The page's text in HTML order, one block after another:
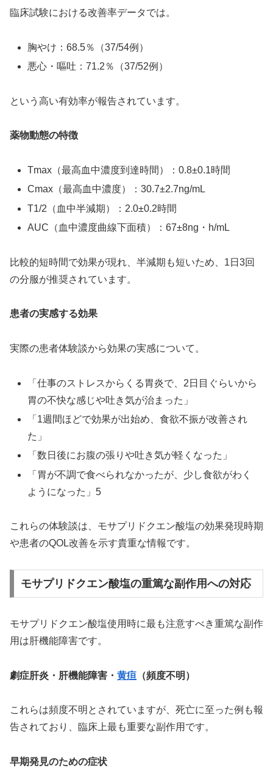
臨床試験における改善率データでは。
胸やけ：68.5％（37/54例）
悪心・嘔吐：71.2％（37/52例）
という高い有効率が報告されています。
薬物動態の特徴
Tmax（最高血中濃度到達時間）：0.8±0.1時間
Cmax（最高血中濃度）：30.7±2.7ng/mL
T1/2（血中半減期）：2.0±0.2時間
AUC（血中濃度曲線下面積）：67±8ng・h/mL
比較的短時間で効果が現れ、半減期も短いため、1日3回
の分服が推奨されています。
患者の実感する効果
実際の患者体験談から効果の実感について。
「仕事のストレスからくる胃炎で、2日目ぐらいから
胃の不快な感じや吐き気が治まった」
「1週間ほどで効果が出始め、食欲不振が改善され
た」
「数日後にお腹の張りや吐き気が軽くなった」
「胃が不調で食べられなかったが、少し食欲がわく
ようになった」5
これらの体験談は、モサプリドクエン酸塩の効果発現時期
や患者のQOL改善を示す貴重な情報です。
モサプリドクエン酸塩の重篤な副作用への対応
モサプリドクエン酸塩使用時に最も注意すべき重篤な副作
用は肝機能障害です。
劇症肝炎・肝機能障害・ 黄疸 （頻度不明）
これらは頻度不明とされていますが、死亡に至った例も報
告されており、臨床上最も重要な副作用です。
早期発見のための症状